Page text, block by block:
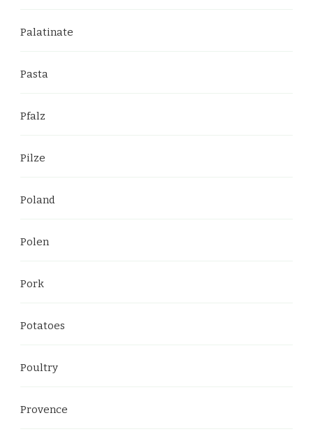
Palatinate
Pasta
Pfalz
Pilze
Poland
Polen
Pork
Potatoes
Poultry
Provence